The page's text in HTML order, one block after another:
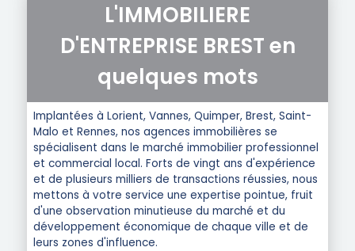
L'IMMOBILIERE
D'ENTREPRISE BREST en
quelques mots
Implantées à Lorient, Vannes, Quimper, Brest, Saint-
Malo et Rennes, nos agences immobilières se
spécialisent dans le marché immobilier professionnel
et commercial local. Forts de vingt ans d'expérience
et de plusieurs milliers de transactions réussies, nous
mettons à votre service une expertise pointue, fruit
d'une observation minutieuse du marché et du
développement économique de chaque ville et de
leurs zones d'influence.